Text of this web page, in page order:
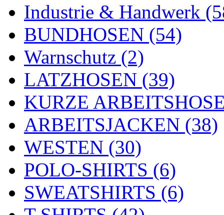
Industrie & Handwerk
BUNDHOSEN (54)
Warnschutz (2)
LATZHOSEN (39)
KURZE
ARBEITSJACKEN (38)
WESTEN (30)
POLO-SHIRTS (6)
SWEATSHIRTS (6)